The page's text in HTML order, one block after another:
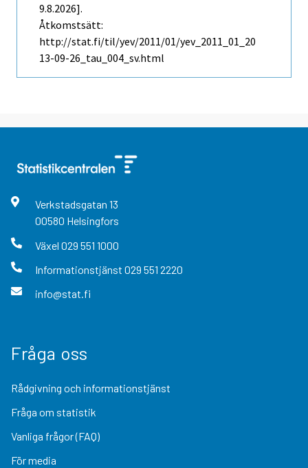
9.8.2026].
Åtkomstsätt:
http://stat.fi/til/yev/2011/01/yev_2011_01_20
13-09-26_tau_004_sv.html
Verkstadsgatan 13
00580 Helsingfors
Växel 029 551 1000
Informationstjänst 029 551 2220
info@stat.fi
Fråga oss
Rådgivning och informationstjänst
Fråga om statistik
Vanliga frågor (FAQ)
För media